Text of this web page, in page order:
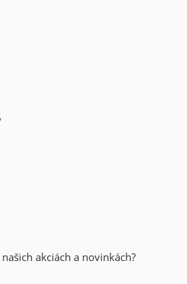
akciách a novinkách?